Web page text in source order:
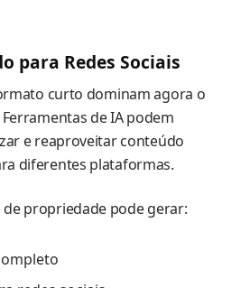
para Redes Sociais
curto dominam agora o
de IA podem
e reaproveitar conteúdo
diferentes plataformas.
propriedade pode gerar: